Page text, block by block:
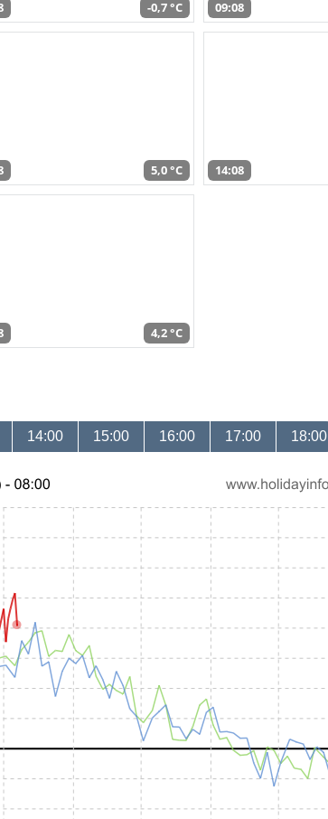
-0,7 °C 09:08
5,0 °C 14:08
4,2 °C
14:00 15:00 16:00 17:00 18:00